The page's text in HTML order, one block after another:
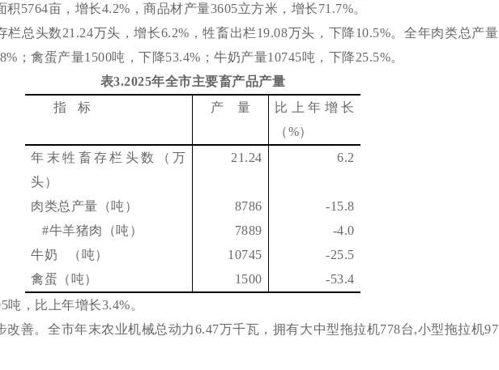
积5764亩，增长4.2% ，商品材产量3605立方米，增长71.7%。
栏总头数21.24万头，增长6.2% ，牲畜出栏19.08万头，下降10.5%。全年肉类总产量
；禽蛋产量1500吨，下降53.4% ；牛奶产量10745吨，下降25.5%。
表3.2025年全市主要畜产品产量
指 标
产 量
比上年增长
（%）
年末牲畜存栏头数（万
头）
21.24 6.2
肉类总产量（吨） 8786
-15.8
#牛羊猪肉（吨） 7889
-4.0
牛奶 （吨）
10745
-25.5
禽蛋（吨）
1500
-53.4
吨，比上年增长3.4%。
善。 全市年末农业机械总动力6.47万千瓦 ， 拥有大中型拖拉机778台,小型拖拉机97